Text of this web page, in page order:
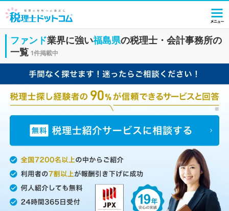
ファンド業界に強い福島県の税理士・会計事務所の
一覧 1件掲載中